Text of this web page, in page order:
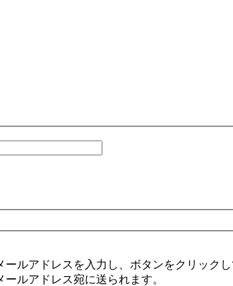
ルアドレスを入力し、ボタンをクリック
ルアドレス宛に送られます。